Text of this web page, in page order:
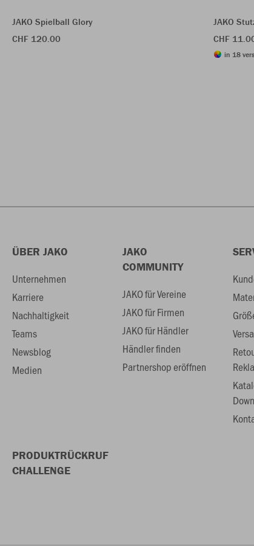
JAKO Spielball Glory
CHF 120.00
JAKO
CHF
in 18
ÜBER JAKO
Unternehmen
Karriere
Nachhaltigkeit
Teams
Newsblog
Medien
JAKO
COMMUNITY
JAKO für Vereine
JAKO für Firmen
JAKO für Händler
Händler finden
Partnershop eröffnen
PRODUKTRÜCKRUF
CHALLENGE